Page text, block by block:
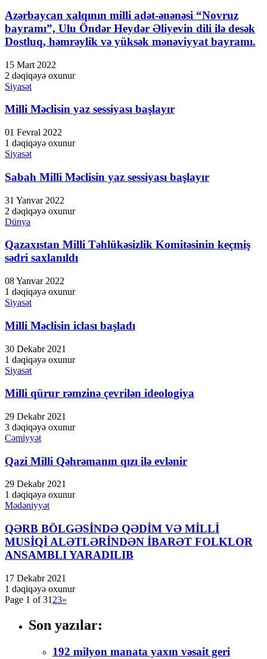
panel
panel
panel
panel
panel
panel
panel
panel
panel
panel
panel
panel
panel
Panel
panel
Panel
Panel
Panel
Oku
panel
panel
panel
Panel
Azərbaycan xalqının milli adət-ənənəsi “Novruz
bayramı”, Ulu Öndər Heydər Əliyevin dili ilə desək
Dostluq, həmrəylik və yüksək mənəviyyat bayramı.
15 Mart 2022
2 dəqiqəyə oxunur
Siyasət
Milli Məclisin yaz sessiyası başlayır
01 Fevral 2022
1 dəqiqəyə oxunur
Siyasət
Sabah Milli Məclisin yaz sessiyası başlayır
31 Yanvar 2022
2 dəqiqəyə oxunur
Dünya
Qazaxıstan Milli Təhlükəsizlik Komitəsinin keçmiş
sədri saxlanıldı
08 Yanvar 2022
1 dəqiqəyə oxunur
Siyasət
Milli Məclisin iclası başladı
30 Dekabr 2021
1 dəqiqəyə oxunur
Siyasət
Milli qürur rəmzinə çevrilən ideologiya
29 Dekabr 2021
3 dəqiqəyə oxunur
Cəmiyyət
Qazi Milli Qəhrəmanın qızı ilə evlənir
29 Dekabr 2021
1 dəqiqəyə oxunur
Mədəniyyət
QƏRB BÖLGƏSİNDƏ QƏDİM VƏ MİLLİ
MUSİQİ ALƏTLƏRİNDƏN İBARƏT FOLKLOR
ANSAMBLI YARADILIB
17 Dekabr 2021
1 dəqiqəyə oxunur
Page 1 of 31 23»
Son yazılar:
192 milyon manata yaxın vəsait geri